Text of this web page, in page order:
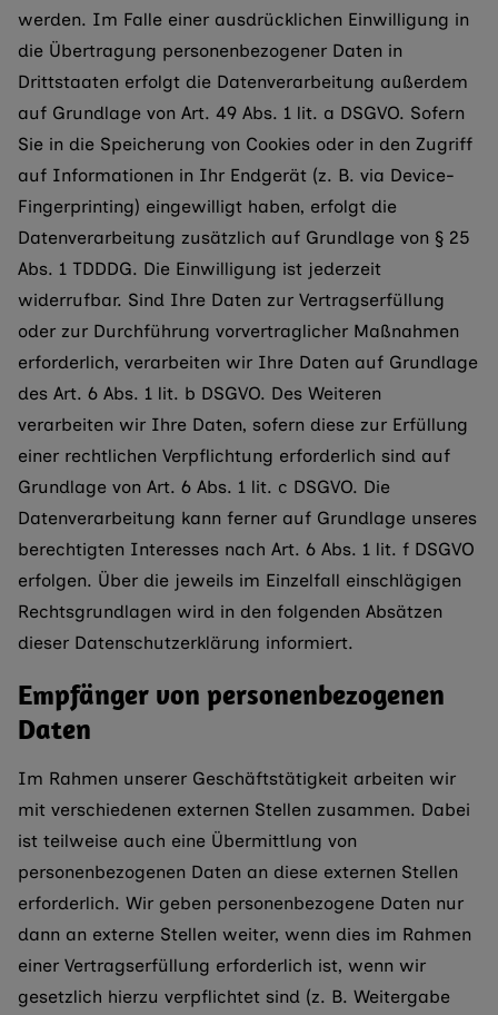
werden. Im Falle einer ausdrücklichen Einwilligung in
die Übertragung personenbezogener Daten in
Drittstaaten erfolgt die Datenverarbeitung außerdem
auf Grundlage von Art. 49 Abs. 1 lit. a DSGVO. Sofern
Sie in die Speicherung von Cookies oder in den Zugriff
auf Informationen in Ihr Endgerät (z. B. via Device-
Fingerprinting) eingewilligt haben, erfolgt die
Datenverarbeitung zusätzlich auf Grundlage von § 25
Abs. 1 TDDDG. Die Einwilligung ist jederzeit
widerrufbar. Sind Ihre Daten zur Vertragserfüllung
oder zur Durchführung vorvertraglicher Maßnahmen
erforderlich, verarbeiten wir Ihre Daten auf Grundlage
des Art. 6 Abs. 1 lit. b DSGVO. Des Weiteren
verarbeiten wir Ihre Daten, sofern diese zur Erfüllung
einer rechtlichen Verpflichtung erforderlich sind auf
Grundlage von Art. 6 Abs. 1 lit. c DSGVO. Die
Datenverarbeitung kann ferner auf Grundlage unseres
berechtigten Interesses nach Art. 6 Abs. 1 lit. f DSGVO
erfolgen. Über die jeweils im Einzelfall einschlägigen
Rechtsgrundlagen wird in den folgenden Absätzen
dieser Datenschutzerklärung informiert.
Empfänger von personenbezogenen
Daten
Im Rahmen unserer Geschäftstätigkeit arbeiten wir
mit verschiedenen externen Stellen zusammen. Dabei
ist teilweise auch eine Übermittlung von
personenbezogenen Daten an diese externen Stellen
erforderlich. Wir geben personenbezogene Daten nur
dann an externe Stellen weiter, wenn dies im Rahmen
einer Vertragserfüllung erforderlich ist, wenn wir
gesetzlich hierzu verpflichtet sind (z. B. Weitergabe